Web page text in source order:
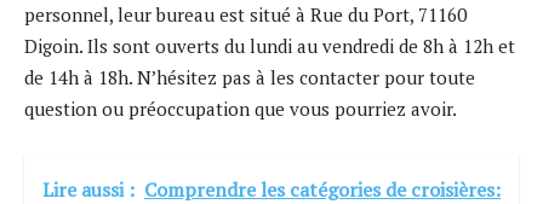
personnel, leur bureau est situé à Rue du Port, 71160
Digoin. Ils sont ouverts du lundi au vendredi de 8h à 12h et
de 14h à 18h. N’hésitez pas à les contacter pour toute
question ou préoccupation que vous pourriez avoir.
Lire aussi : Comprendre les catégories de croisières: